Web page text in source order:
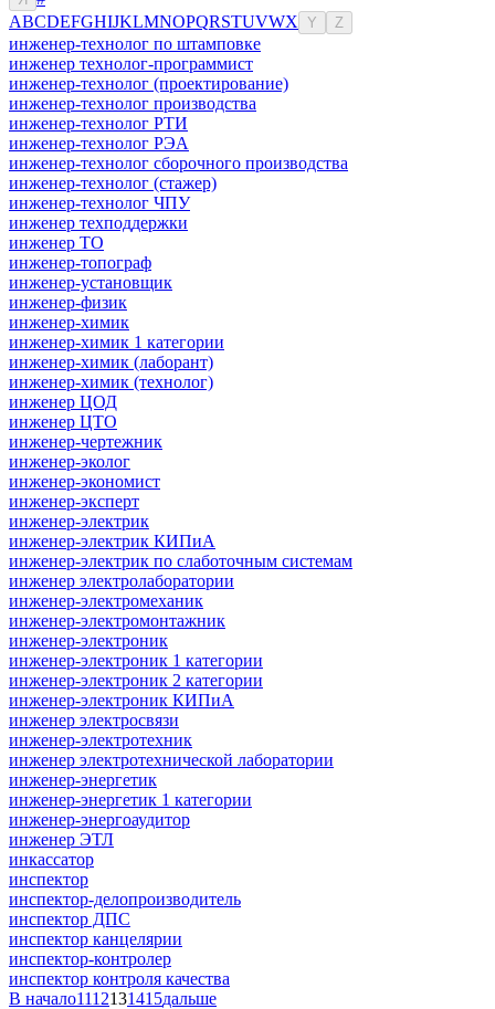
ABCDEFGHIJKLMNOPQRSTUVWX Y Z
инженер-технолог по штамповке
инженер технолог-программист
инженер-технолог (проектирование)
инженер-технолог производства
инженер-технолог РТИ
инженер-технолог РЭА
инженер-технолог сборочного производства
инженер-технолог (стажер)
инженер-технолог ЧПУ
инженер техподдержки
инженер ТО
инженер-топограф
инженер-установщик
инженер-физик
инженер-химик
инженер-химик 1 категории
инженер-химик (лаборант)
инженер-химик (технолог)
инженер ЦОД
инженер ЦТО
инженер-чертежник
инженер-эколог
инженер-экономист
инженер-эксперт
инженер-электрик
инженер-электрик КИПиА
инженер-электрик по слаботочным системам
инженер электролаборатории
инженер-электромеханик
инженер-электромонтажник
инженер-электроник
инженер-электроник 1 категории
инженер-электроник 2 категории
инженер-электроник КИПиА
инженер электросвязи
инженер-электротехник
инженер электротехнической лаборатории
инженер-энергетик
инженер-энергетик 1 категории
инженер-энергоаудитор
инженер ЭТЛ
инкассатор
инспектор
инспектор-делопроизводитель
инспектор ДПС
инспектор канцелярии
инспектор-контролер
инспектор контроля качества
В начало1112131415дальше